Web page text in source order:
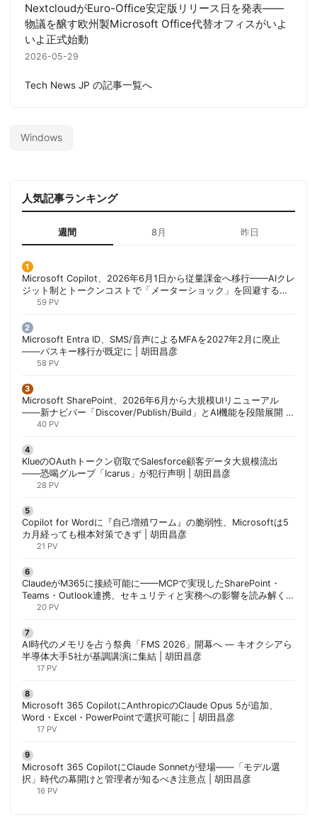
NextcloudがEuro-Office安定版リリース日を発表——
物議を醸す欧州製Microsoft Office代替オフィスがいよ
いよ正式始動
2026-05-29
Tech News JP の記事一覧へ
Windows
人気記事ランキング
週間 8月 昨日
Microsoft Copilot、2026年6月1日から従量課金へ移行——AIクレ
ジット制とトークンコストで「メーターショック」を回避する方
法 | 胡田昌彦
59 PV
Microsoft Entra ID、SMS/音声によるMFAを2027年2月に廃止
——パスキー移行が既定に | 胡田昌彦
58 PV
Microsoft SharePoint、2026年6月から大規模UIリニューアル
——新ナビバー「Discover/Publish/Build」とAI機能を段階展開 |
胡田昌彦
40 PV
KlueのOAuthトークン窃取でSalesforce顧客データ大規模流出
——恐喝グループ「Icarus」が犯行声明 | 胡田昌彦
28 PV
Copilot for Wordに『自己増殖ワーム』の脆弱性、Microsoftは5
カ月経っても根本対策できず | 胡田昌彦
21 PV
ClaudeがM365に接続可能に——MCPで実現したSharePoint・
Teams・Outlook連携、セキュリティと実務への影響を読み解く |
胡田昌彦
20 PV
AI時代のメモリを占う祭典「FMS 2026」開幕へ ― キオクシアら
半導体大手5社が基調講演に集結 | 胡田昌彦
17 PV
Microsoft 365 CopilotにAnthropicのClaude Opus 5が追加、
Word・Excel・PowerPointで選択可能に | 胡田昌彦
17 PV
Microsoft 365 CopilotにClaude Sonnetが登場——「モデル選
択」時代の幕開けと管理者が知るべき注意点 | 胡田昌彦
16 PV